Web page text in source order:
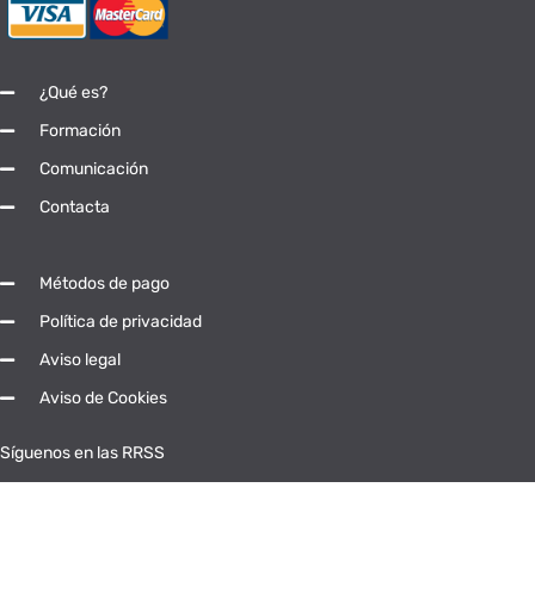
¿Qué es?
Formación
Comunicación
Contacta
Métodos de pago
Política de privacidad
Aviso legal
Aviso de Cookies
Síguenos en las RRSS